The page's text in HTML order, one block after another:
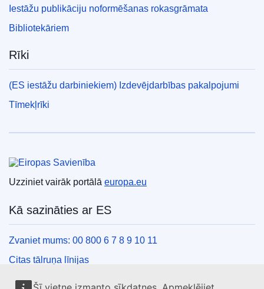
Iestāžu publikāciju noformēšanas rokasgrāmata
Bibliotekāriem
Rīki
(ES iestāžu darbiniekiem) Izdevējdarbības pakalpojumi
Tīmekļrīki
Uzziniet vairāk portālā europa.eu
Kā sazināties ar ES
Zvaniet mums: 00 800 6 7 8 9 10 11
Citas tālruņa līnijas
Saziņas veidlapa